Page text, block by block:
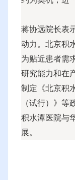
蒋协远院长表
动力。北京积
为贴近患者需
研究能力和在
制定《北京积
（试行）》等
积水潭医院与
展。